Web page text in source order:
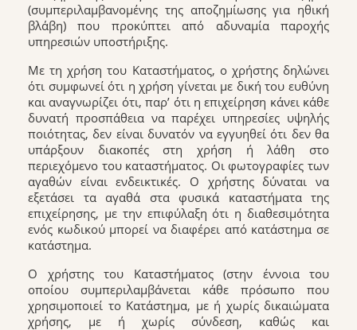
(συμπεριλαμβανομένης της αποζημίωσης για ηθική
βλάβη) που προκύπτει από αδυναμία παροχής
υπηρεσιών υποστήριξης.
Με τη χρήση του Καταστήματος, ο χρήστης δηλώνει
ότι συμφωνεί ότι η χρήση γίνεται με δική του ευθύνη
και αναγνωρίζει ότι, παρ’ ότι η επιχείρηση κάνει κάθε
δυνατή προσπάθεια να παρέχει υπηρεσίες υψηλής
ποιότητας, δεν είναι δυνατόν να εγγυηθεί ότι δεν θα
υπάρξουν διακοπές στη χρήση ή λάθη στο
περιεχόμενο του καταστήματος. Οι φωτογραφίες των
αγαθών είναι ενδεικτικές. Ο χρήστης δύναται να
εξετάσει τα αγαθά στα φυσικά καταστήματα της
επιχείρησης, με την επιφύλαξη ότι η διαθεσιμότητα
ενός κωδικού μπορεί να διαφέρει από κατάστημα σε
κατάστημα.
Ο χρήστης του Καταστήματος (στην έννοια του
οποίου συμπεριλαμβάνεται κάθε πρόσωπο που
χρησιμοποιεί το Κατάστημα, με ή χωρίς δικαιώματα
χρήσης, με ή χωρίς σύνδεση, καθώς και